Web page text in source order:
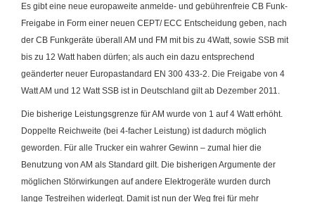
Es gibt eine neue europaweite anmelde- und gebührenfreie CB Funk-
Freigabe in Form einer neuen CEPT/ ECC Entscheidung geben, nach
der CB Funkgeräte überall AM und FM mit bis zu 4Watt, sowie SSB mit
bis zu 12 Watt haben dürfen; als auch ein dazu entsprechend
geänderter neuer Europastandard EN 300 433-2. Die Freigabe von 4
Watt AM und 12 Watt SSB ist in Deutschland gilt ab Dezember 2011.
Die bisherige Leistungsgrenze für AM wurde von 1 auf 4 Watt erhöht.
Doppelte Reichweite (bei 4-facher Leistung) ist dadurch möglich
geworden. Für alle Trucker ein wahrer Gewinn – zumal hier die
Benutzung von AM als Standard gilt. Die bisherigen Argumente der
möglichen Störwirkungen auf andere Elektrogeräte wurden durch
lange Testreihen widerlegt. Damit ist nun der Weg frei für mehr